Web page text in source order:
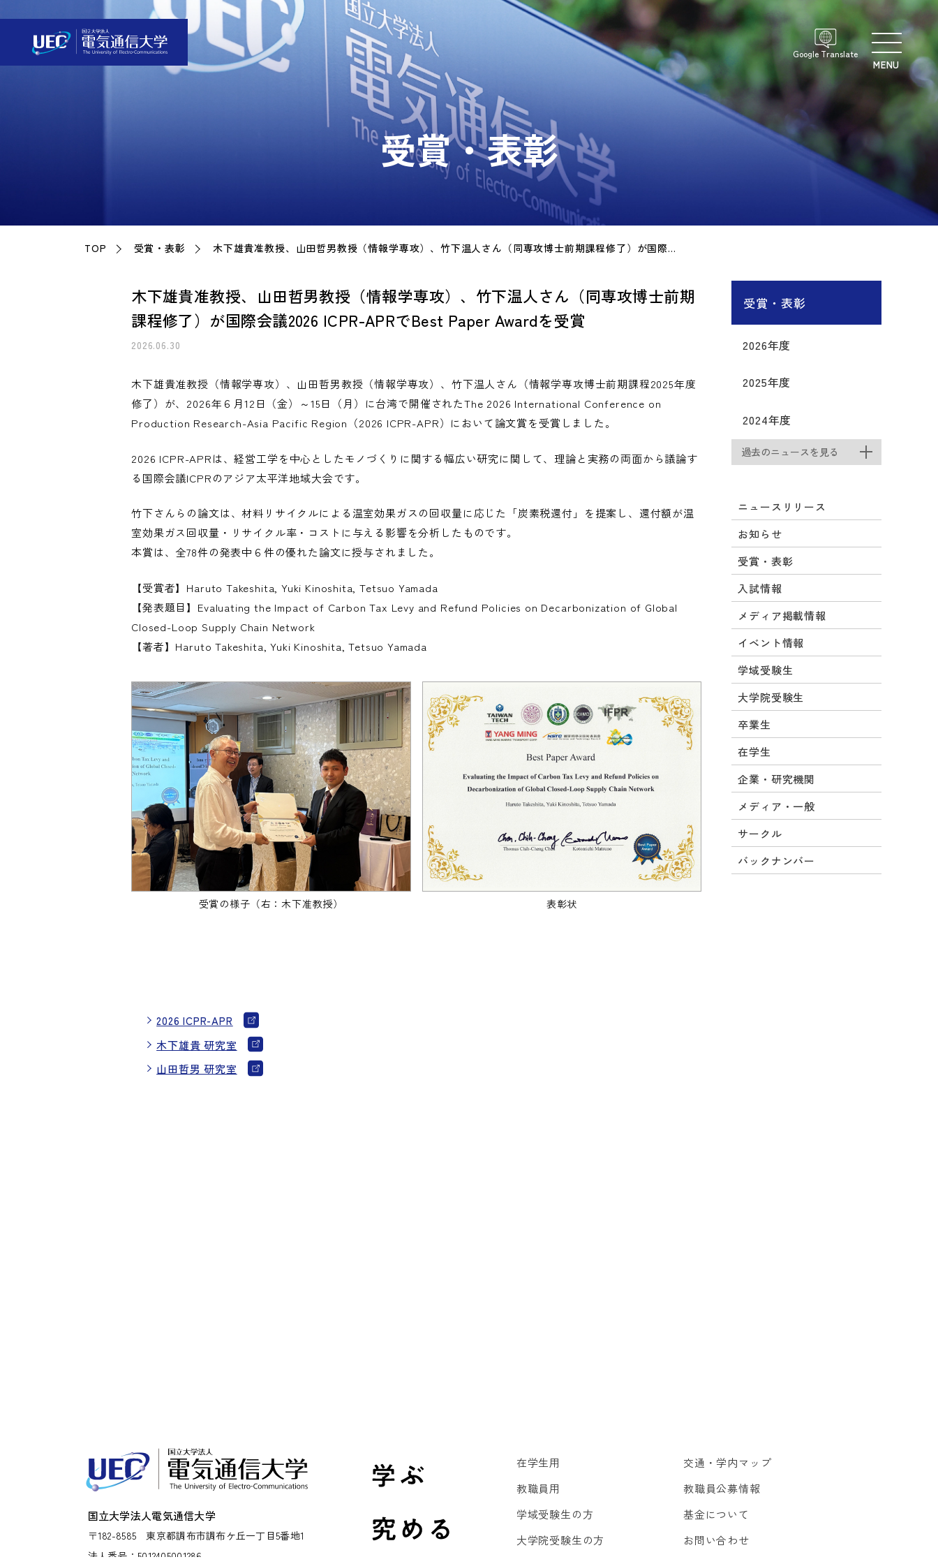
Google Translate
MENU
受賞・表彰
TOP 受賞・表彰 木下雄貴准教授、山田哲男教授（情報学専攻）、竹下温人さん（同専攻博士前期課程修了）が国際会議2026 ICPR-APRでBest Paper Awardを受賞
木下雄貴准教授、山田哲男教授（情報学専攻）、竹下温人さん（同専攻博士前期
課程修了）が国際会議2026 ICPR-APRでBest Paper Awardを受賞
2026.06.30
木下雄貴准教授（情報学専攻）、山田哲男教授（情報学専攻）、竹下温人さん（情報学専攻博士前期課程2025年度
修了）が、2026年６月12日（金）～15日（月）に台湾で開催されたThe 2026 International Conference on
Production Research-Asia Pacific Region（2026 ICPR-APR）において論文賞を受賞しました。
2026 ICPR-APRは、経営工学を中心としたモノづくりに関する幅広い研究に関して、理論と実務の両面から議論す
る国際会議ICPRのアジア太平洋地域大会です。
竹下さんらの論文は、材料リサイクルによる温室効果ガスの回収量に応じた「炭素税還付」を提案し、還付額が温
室効果ガス回収量・リサイクル率・コストに与える影響を分析したものです。
本賞は、全78件の発表中６件の優れた論文に授与されました。
【受賞者】Haruto Takeshita, Yuki Kinoshita, Tetsuo Yamada
【発表題目】Evaluating the Impact of Carbon Tax Levy and Refund Policies on Decarbonization of Global
Closed-Loop Supply Chain Network
【著者】Haruto Takeshita, Yuki Kinoshita, Tetsuo Yamada
受賞の様子（右：木下准教授） 表彰状
2026 ICPR-APR
木下雄貴 研究室
山田哲男 研究室
受賞・表彰
2026年度
2025年度
2024年度
過去のニュースを見る
ニュースリリース
お知らせ
受賞・表彰
入試情報
メディア掲載情報
イベント情報
学域受験生
大学院受験生
卒業生
在学生
企業・研究機関
メディア・一般
サークル
バックナンバー
国立大学法人電気通信大学
〒182-8585 東京都調布市調布ケ丘一丁目5番地1
法人番号：5012405001286
在学生用
教職員用
学域受験生の方
大学院受験生の方
交通・学内マップ
教職員公募情報
基金について
お問い合わせ